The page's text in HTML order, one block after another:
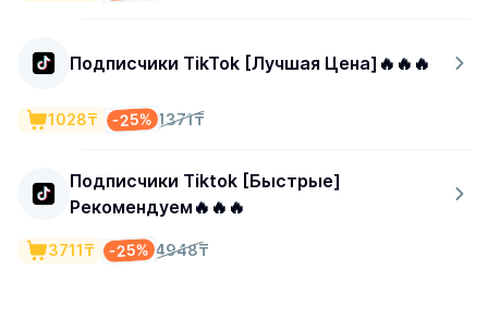
Подписчики TikTok [Лучшая Цена]🔥🔥🔥
1371₸
-25%
1028₸
Подписчики Tiktok [Быстрые]
Рекомендуем🔥🔥🔥
4948₸
-25%
3711₸